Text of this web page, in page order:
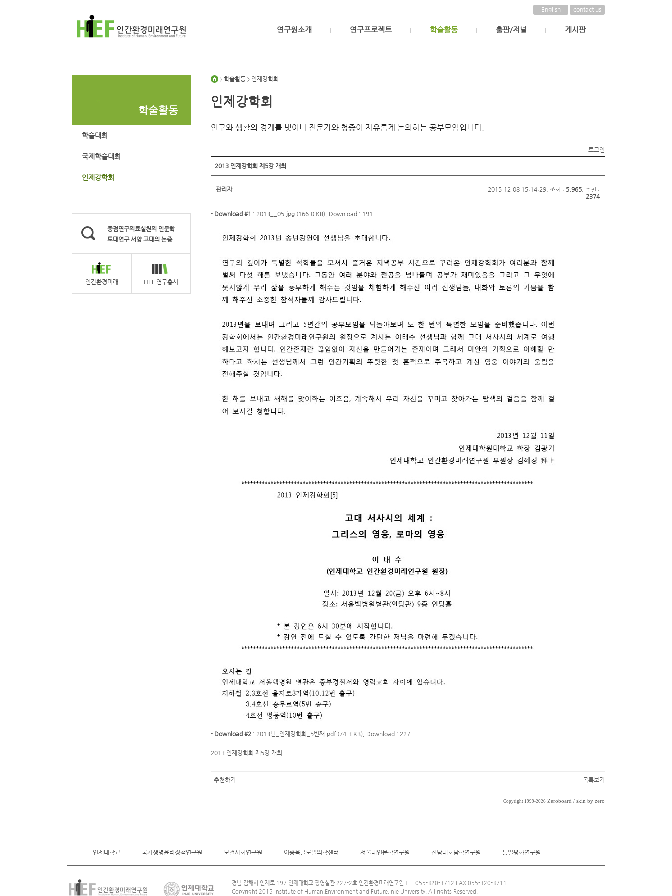
contact us
English
연구원소개 연구프로젝트 학술활동 출판/저널 게시판
학술활동
학술대회
국제학술대회
인제강학회
중점연구의료실천의 인문학
토대연구 서양 고대의 논증
인간환경미래 HEF 연구총서
> 학술활동 > 인제강학회
인제강학회
연구와 생활의 경계를 벗어나 전문가와 청중이 자유롭게 논의하는 공부모임입니다.
로그인
2013 인제강학회 제5강 개최
관리자 2015-12-08 15:14:29, 조회 : 5,965 , 추천 :
2374
- Download #1 : 2013__05.jpg (166.0 KB) , Download : 191
- Download #2 : 2013년_인제강학회_5번째.pdf (74.3 KB) , Download : 227
2013 인제강학회 제5강 개최
추천하기 목록보기
Copyright 1999-2026 Zeroboard / skin by zero
인제대학교 국가생명윤리정책연구원 보건사회연구원 이종욱글로벌의학센터 서울대인문학연구원 전남대호남학연구원 통일평화연구원
경남 김해시 인제로 197 인제대학교 장영실관 227-2호 인간환경미래연구원 TEL 055-320-3712 FAX 055-320-3711
Copyright 2015 Institute of Human,Environment and Future,Inje University. All rights Reserved.